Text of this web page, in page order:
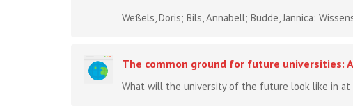
Weßels, Doris; Bils, Annabell; Budde, Jannica:
The common ground for future universities:
What will the university of the future look like in at